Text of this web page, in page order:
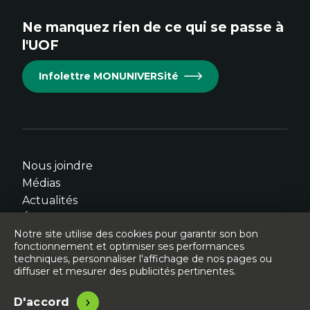
Cet
s'ouvrira
dans
fenêtre.
Cet
s'ouvrira
dans
fenêtre.
Cet
s'ouvrira
dans
fenêtre.
Cet
s'ouvrira
dans
fenêtre.
Cet
s'ouvrira
dans
fenêtre.
Ne manquez rien de ce qui se passe à
l'UOF
Infolettre MONUNIVERSité
Nous joindre
Médias
Actualités
© Université de l'Ontario français - 2026
Site conçu, développé et hébergé par
Notre site utilise des cookies pour garantir son bon
fonctionnement et optimiser ses performances
techniques, personnaliser l'affichage de nos pages ou
diffuser et mesurer des publicités pertinentes.
D'accord